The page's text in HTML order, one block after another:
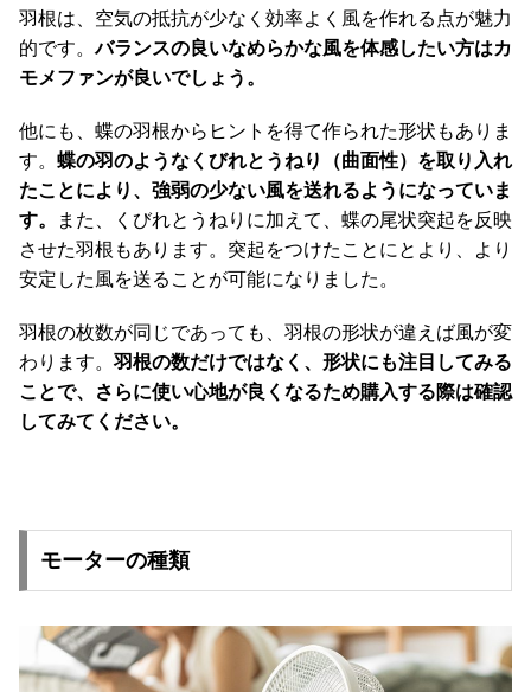
羽根は、空気の抵抗が少なく効率よく風を作れる点が魅力
的です。バランスの良いなめらかな風を体感したい方はカ
モメファンが良いでしょう。
他にも、蝶の羽根からヒントを得て作られた形状もありま
す。 蝶の羽のようなくびれとうねり（曲面性）を取り入れ
たことにより、強弱の少ない風を送れるようになっていま
す。
また、くびれとうねりに加えて、蝶の尾状突起を反映
させた羽根もあります。突起をつけたことにとより、より
安定した風を送ることが可能になりました。
羽根の枚数が同じであっても、羽根の形状が違えば風が変
わります。 羽根の数だけではなく、形状にも注目してみる
ことで、さらに使い心地が良くなるため購入する際は確認
してみてください。
モーターの種類